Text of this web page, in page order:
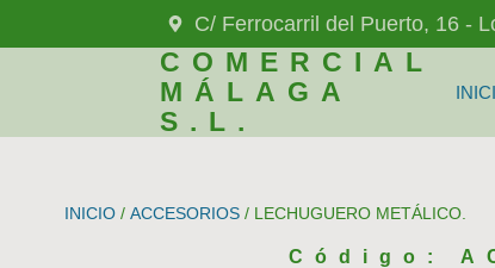
C/ Ferrocarril del Puerto, 16 -
COMERCIAL
MÁLAGA
S.L.
INICIO/ ACCESORIOS/ LECHUGUERO METÁLICO.
Código: